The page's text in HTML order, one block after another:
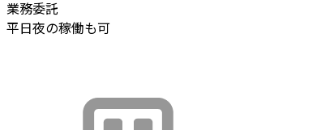
業務委託
平日夜の稼働も可